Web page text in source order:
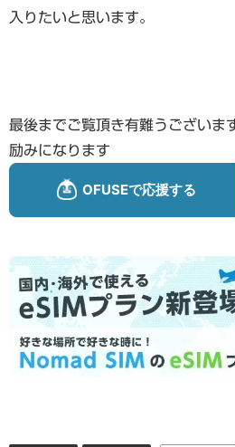
入りたいと思います。
最後までご覧頂き有難うございま
励みになります